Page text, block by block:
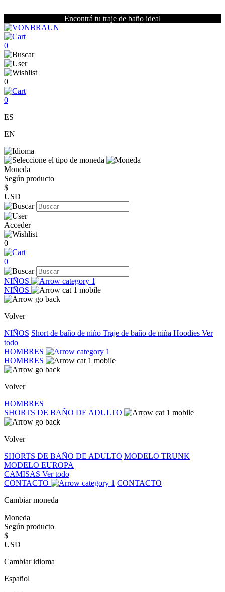
Encontrá tu traje de baño ideal
0
0
0
ES
EN
Moneda
Según producto
$
USD
Acceder
0
0
NIÑOS
NIÑOS
Volver
NIÑOS Short de baño de niño Traje de baño de niña Hoodies Ver
todo
HOMBRES
HOMBRES
Volver
HOMBRES
SHORTS DE BAÑO DE ADULTO
Volver
SHORTS DE BAÑO DE ADULTO MODELO TRUNK
MODELO EUROPA
CAMISAS Ver todo
CONTACTO
CONTACTO
Cambiar moneda
Moneda
Según producto
$
USD
Cambiar idioma
Español